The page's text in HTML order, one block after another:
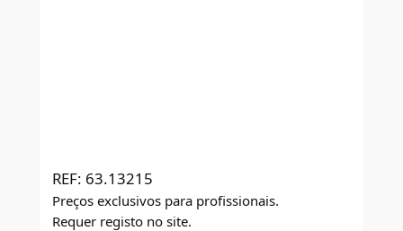
REF: 63.13215
Preços exclusivos para profissionais.
Requer registo no site.